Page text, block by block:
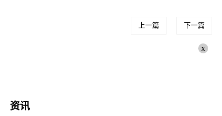
上一篇 下一篇
x
资讯